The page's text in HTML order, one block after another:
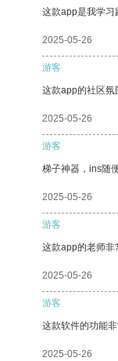
这款app是我学习
2025-05-26
游客
这款app的社区氛
2025-05-26
游客
梯子神器，ins随
2025-05-26
游客
这款app的老师非
2025-05-26
游客
这款软件的功能
2025-05-26